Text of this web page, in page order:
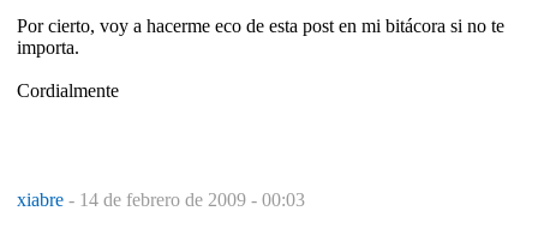
Por cierto, voy a hacerme eco de esta post en mi bitácora si no te
importa.
Cordialmente
xiabre - 14 de febrero de 2009 - 00:03